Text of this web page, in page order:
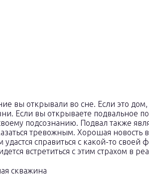
вы открывали во сне. Если это дом,
Если вы открываете подвальное
подсознанию. Подвал также
тревожным. Хорошая новость
справиться с какой-то своей
встретиться с этим страхом в